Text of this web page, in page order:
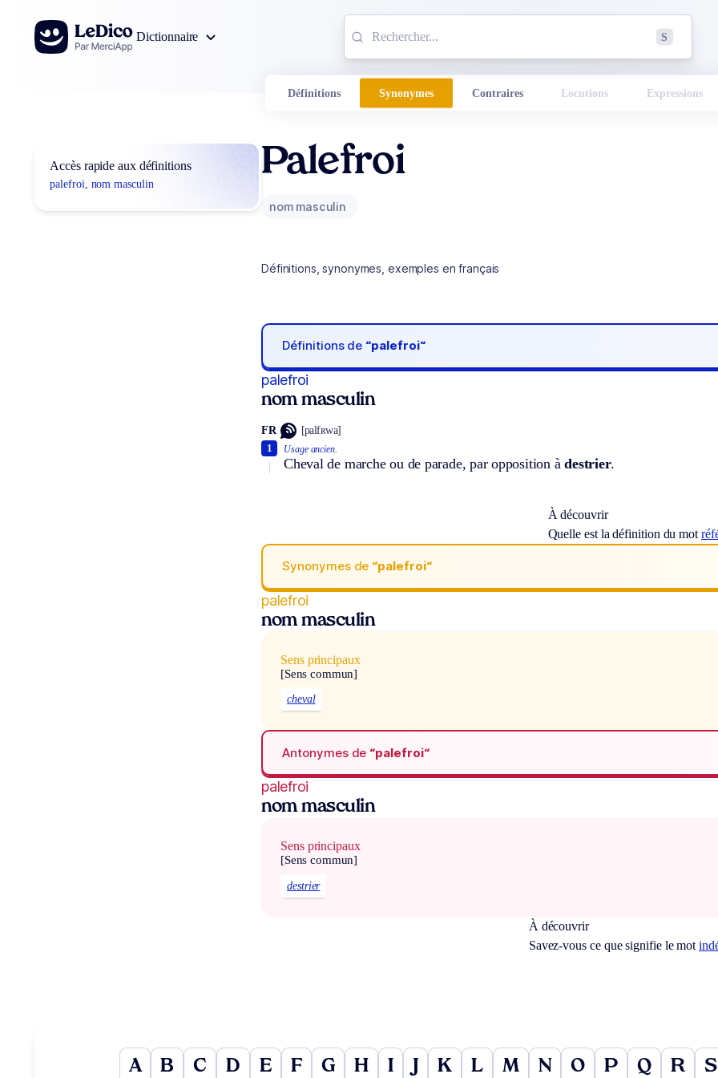
Aller au contenu
Dictionnaire
S
Définitions Synonymes Contraires Locutions Expressions
Accès rapide aux définitions
palefroi, nom masculin
Palefroi
nom masculin
Définitions, synonymes, exemples en français
Définitions de “palefroi“
palefroi
nom masculin
FR [palfʀwa]
Usage ancien.
Cheval de marche ou de parade, par opposition àdestrier.
1
À découvrir
Quelle est la définition du mot
Synonymes de “palefroi“
palefroi
nom masculin
Sens principaux
[Sens commun]
cheval
Antonymes de “palefroi“
palefroi
nom masculin
Sens principaux
[Sens commun]
destrier
À découvrir
Savez-vous ce que signifie le mot
A B C D E F G H I J K L M N O P Q R S